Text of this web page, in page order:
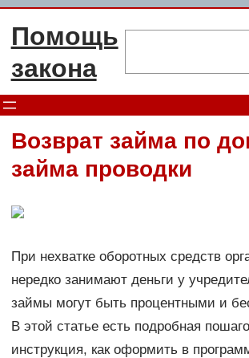
Перейти
Помощь
закона
Возврат займа по
займа проводки
При нехватке оборотных средств
нередко занимают деньги у
займы могут быть процентными и
В этой статье есть подробная
инструкция, как оформить в